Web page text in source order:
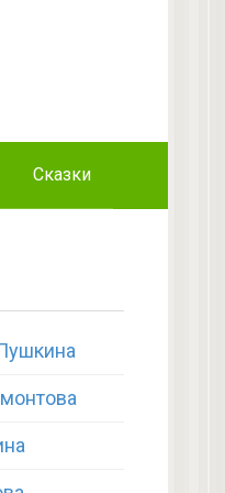
Сказки